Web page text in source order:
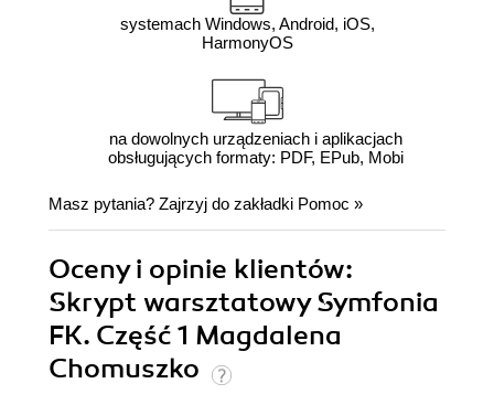
systemach Windows, Android, iOS,
HarmonyOS
na dowolnych urządzeniach i aplikacjach
obsługujących formaty: PDF, EPub, Mobi
Masz pytania? Zajrzyj do zakładki Pomoc »
Oceny i opinie klientów:
Skrypt warsztatowy Symfonia
FK. Część 1 Magdalena
Chomuszko